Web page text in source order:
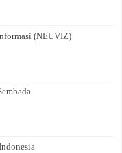
(NEUVIZ)